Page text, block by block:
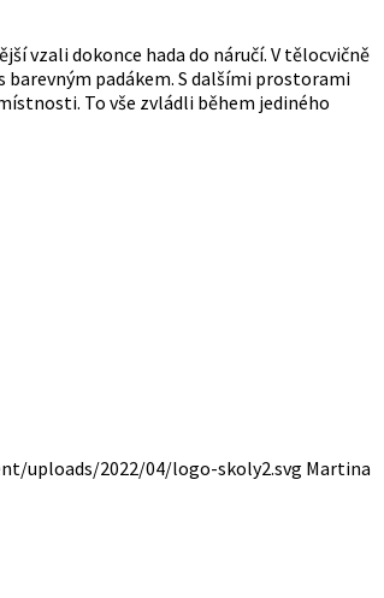
vzali dokonce hada do náručí. V tělocvičně
padákem. S dalšími prostorami
To vše zvládli během jediného
uploads/2022/04/logo-skoly2.svg Martina